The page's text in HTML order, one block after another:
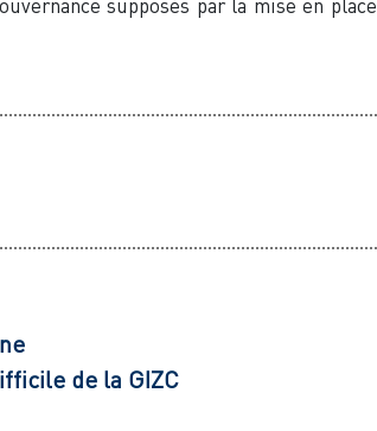
de la GIZC